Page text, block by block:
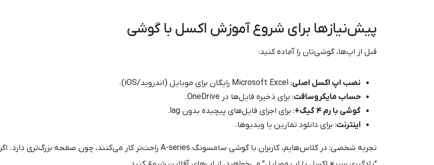
پیش‌نیازها برای شروع آموزش اکسل با گوشی
قبل از اپ‌ها، گوشی‌تان را آماده کنید:
نصب اپ اکسل اصلی: Microsoft Excel رایگان برای موبایل (اندروید/iOS).
حساب مایکروسافت: برای ذخیره فایل‌ها در OneDrive.
گوشی با رم ۴ گیگ+
: برای اجرای فایل‌های پیچیده بدون lag.
اینترنت: برای دانلود تمارین یا ویدیوها.
تجربه شخصی: در کلاس‌هایم، کاربران با گوشی سامسونگ A-series راحت‌تر کار می‌کنند، چون صفحه بزرگ‌تری دارد. اگر